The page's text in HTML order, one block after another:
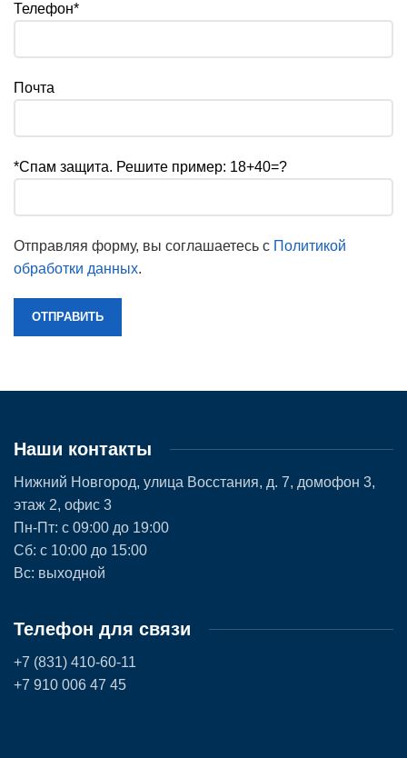
Телефон*
Почта
*Спам защита. Решите пример: 18+40=?
Отправляя форму, вы соглашаетесь с Политикой
обработки данных.
Наши контакты
Нижний Новгород, улица Восстания, д. 7, домофон 3,
этаж 2, офис 3
Пн-Пт: с 09:00 до 19:00
Сб: с 10:00 до 15:00
Вс: выходной
Телефон для связи
+7 (831) 410-60-11
+7 910 006 47 45